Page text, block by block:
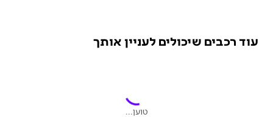
עוד רכבים שיכולים לעניין אותך
טוען...